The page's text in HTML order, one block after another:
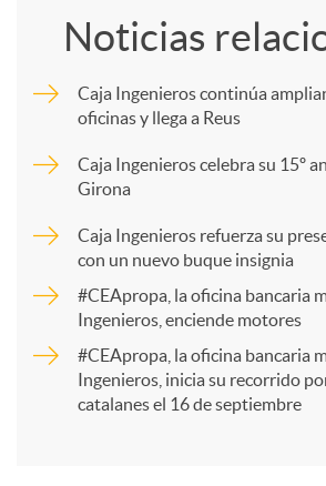
m
r
t
Noticias
Caja Ingenieros continúa
oficinas y llega a Reus
Caja Ingenieros celebra su 15º
Girona
Caja Ingenieros refuerza su
con un nuevo buque insignia
#CEApropa, la oficina bancaria
Ingenieros, enciende motores
#CEApropa, la oficina bancaria
Ingenieros, inicia su recorrido
catalanes el 16 de septiembre